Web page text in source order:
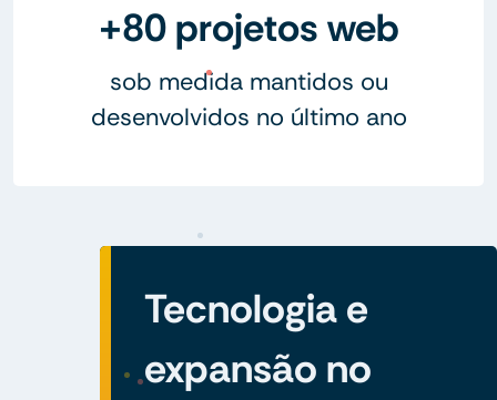
+80 projetos web
sob medida mantidos ou
desenvolvidos no último ano
Tecnologia e
expansão no